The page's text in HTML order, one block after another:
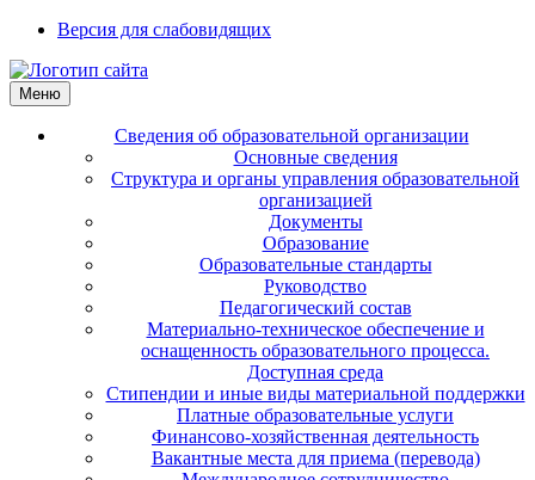
Версия для слабовидящих
Меню
Сведения об образовательной организации
Основные сведения
Структура и органы управления образовательной
организацией
Документы
Образование
Образовательные стандарты
Руководство
Педагогический состав
Материально-техническое обеспечение и
оснащенность образовательного процесса.
Доступная среда
Стипендии и иные виды материальной поддержки
Платные образовательные услуги
Финансово-хозяйственная деятельность
Вакантные места для приема (перевода)